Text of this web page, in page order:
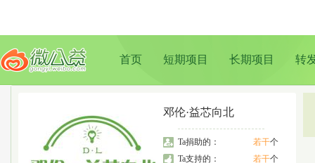
首页 短期项目 长期项目 转
邓伦·益芯向北
若干个
Ta捐助的：
若干个
Ta支持的：